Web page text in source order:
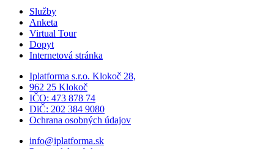
Služby
Anketa
Virtual Tour
Dopyt
Internetová stránka
Iplatforma s.r.o. Klokoč 28,
962 25 Klokoč
IČO: 473 878 74
DiČ: 202 384 9080
Ochrana osobných údajov
info@iplatforma.sk